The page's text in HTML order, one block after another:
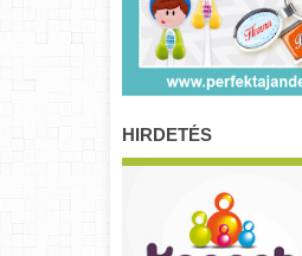
HIRDETÉS